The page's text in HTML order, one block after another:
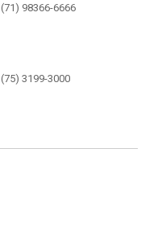
(71) 98366-6666
(75) 3199-3000